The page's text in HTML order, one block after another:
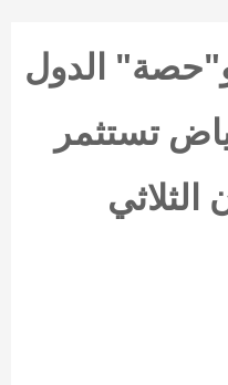
الدول
تستثمر
الثلاثي